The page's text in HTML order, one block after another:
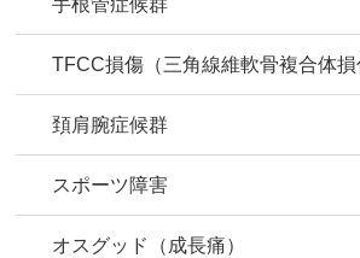
手根管症候群
TFCC損傷（三角線維軟骨複合体損
頚肩腕症候群
スポーツ障害
オスグッド（成長痛）